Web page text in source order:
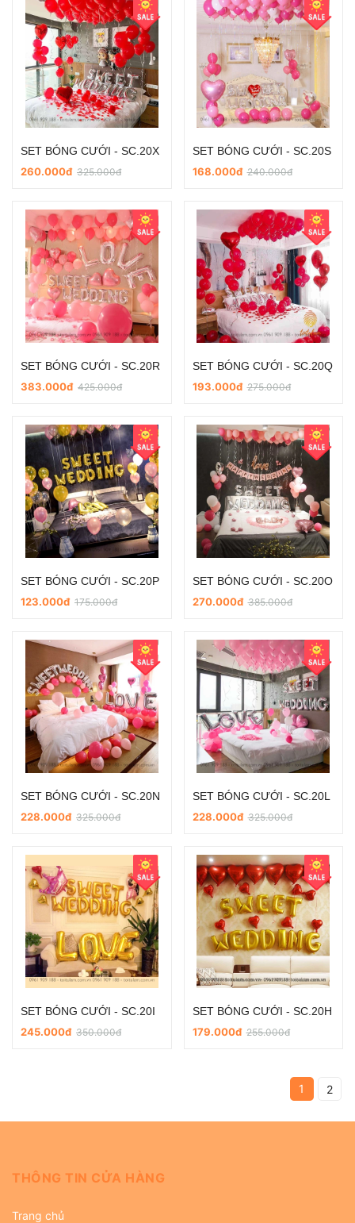
SET BÓNG CƯỚI - SC.20X
260.000đ 325.000đ
SET BÓNG CƯỚI - SC.20S
168.000đ240.000đ
SET BÓNG CƯỚI - SC.20R
383.000đ 425.000đ
SET BÓNG CƯỚI - SC.20Q
193.000đ275.000đ
SET BÓNG CƯỚI - SC.20P
123.000đ 175.000đ
SET BÓNG CƯỚI - SC.20O
270.000đ385.000đ
SET BÓNG CƯỚI - SC.20N
228.000đ 325.000đ
SET BÓNG CƯỚI - SC.20L
228.000đ325.000đ
SET BÓNG CƯỚI - SC.20I
245.000đ 350.000đ
SET BÓNG CƯỚI - SC.20H
179.000đ255.000đ
1 2
THÔNG TIN CỬA HÀNG
Trang chủ